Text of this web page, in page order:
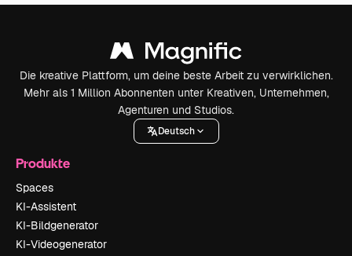
Die kreative Plattform, um deine beste Arbeit zu verwirklichen.
Mehr als 1 Million Abonnenten unter Kreativen, Unternehmen,
Agenturen und Studios.
Deutsch
Produkte
Spaces
KI-Assistent
KI-Bildgenerator
KI-Videogenerator